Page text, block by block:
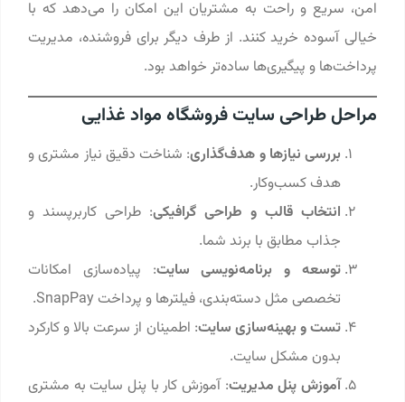
امن، سریع و راحت به مشتریان این امکان را می‌دهد که با
خیالی آسوده خرید کنند. از طرف دیگر برای فروشنده، مدیریت
پرداخت‌ها و پیگیری‌ها ساده‌تر خواهد بود.
مراحل طراحی سایت فروشگاه مواد غذایی
بررسی نیازها و هدف‌گذاری: شناخت دقیق نیاز مشتری و
هدف کسب‌وکار.
انتخاب قالب و طراحی گرافیکی: طراحی کاربرپسند و
جذاب مطابق با برند شما.
توسعه و برنامه‌نویسی سایت: پیاده‌سازی امکانات
تخصصی مثل دسته‌بندی، فیلترها و پرداخت SnapPay.
تست و بهینه‌سازی سایت: اطمینان از سرعت بالا و کارکرد
بدون مشکل سایت.
آموزش پنل مدیریت: آموزش کار با پنل سایت به مشتری